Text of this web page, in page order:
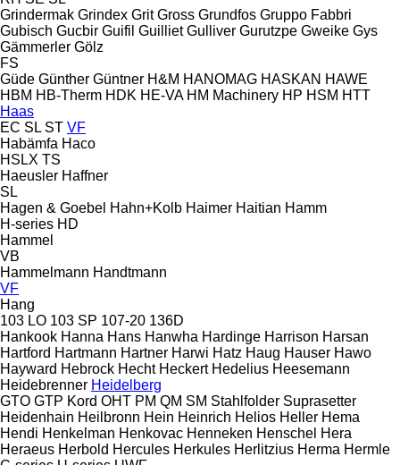
Grindermak Grindex Grit Gross Grundfos Gruppo Fabbri
Gubisch Gucbir Guifil Guilliet Gulliver Gurutzpe Gweike Gys
Gämmerler Gölz
FS
Güde Günther Güntner H&M HANOMAG HASKAN HAWE
HBM HB‑Therm HDK HE-VA HM Machinery HP HSM HTT
Haas
EC SL ST VF
Habämfa Haco
HSLX TS
Haeusler Haffner
SL
Hagen & Goebel Hahn+Kolb Haimer Haitian Hamm
H-series HD
Hammel
VB
Hammelmann Handtmann
VF
Hang
103 LO 103 SP 107-20 136D
Hankook Hanna Hans Hanwha Hardinge Harrison Harsan
Hartford Hartmann Hartner Harwi Hatz Haug Hauser Hawo
Hayward Hebrock Hecht Heckert Hedelius Heesemann
Heidebrenner Heidelberg
GTO GTP Kord OHT PM QM SM Stahlfolder Suprasetter
Heidenhain Heilbronn Hein Heinrich Helios Heller Hema
Hendi Henkelman Henkovac Henneken Henschel Hera
Heraeus Herbold Hercules Herkules Herlitzius Herma Hermle